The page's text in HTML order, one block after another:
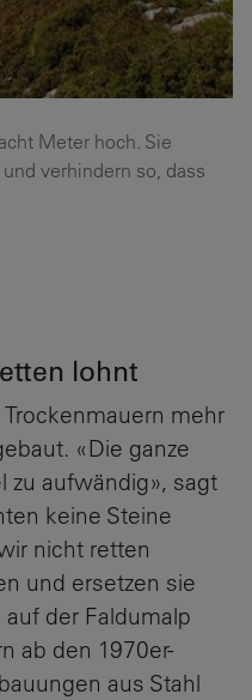
Meter hoch. Sie
verhindern so, dass
lohnt
mehr
«Die ganze
zu aufwändig», sagt
keine Steine
nicht retten
und ersetzen sie
der Faldumalp
ab den 1970er-
aus Stahl